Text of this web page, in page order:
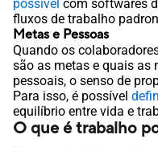
possível com softwares
fluxos de trabalho
Metas e Pessoas
Quando os
são as metas e quais as
pessoais, o senso de
Para isso, é possível
equilíbrio entre vida e
O que é trabalho